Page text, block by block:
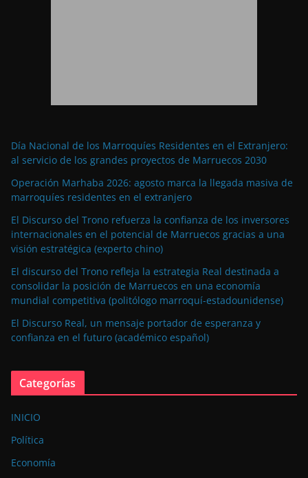
Día Nacional de los Marroquíes Residentes en el Extranjero:
al servicio de los grandes proyectos de Marruecos 2030
Operación Marhaba 2026: agosto marca la llegada masiva de
marroquíes residentes en el extranjero
El Discurso del Trono refuerza la confianza de los inversores
internacionales en el potencial de Marruecos gracias a una
visión estratégica (experto chino)
El discurso del Trono refleja la estrategia Real destinada a
consolidar la posición de Marruecos en una economía
mundial competitiva (politólogo marroquí-estadounidense)
El Discurso Real, un mensaje portador de esperanza y
confianza en el futuro (académico español)
Categorías
INICIO
Política
Economía